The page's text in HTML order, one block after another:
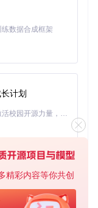
精彩内容等你共创
数据合成框架
计划
「源启盛夏」暑期校园开发者成长计划旨在激活校园开源力量，通过积分激励、认证扶持、资源倾斜等形式，引导高校组织和开发者完成「入驻 — 建项目 — 做贡献 — 获认证 — 得资源」的完整闭环。无论你是想带领社团入驻平台的组织者，还是希望用代码贡献证明自己的开发者，都能在这里找到属于你的成长路径。
基于Python的Xiaozhi AI，适用于想要完整Xiaozhi体验而无需拥有专用硬件的用户。